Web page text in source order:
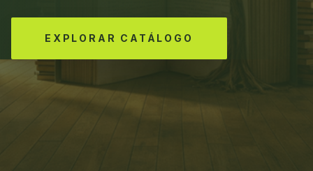
EXPLORAR CATÁLOGO